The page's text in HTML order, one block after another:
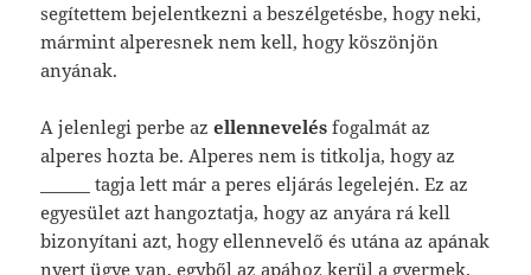
segítettem bejelentkezni a beszélgetésbe, hogy neki,
mármint alperesnek nem kell, hogy köszönjön
anyának.
A jelenlegi perbe azellennevelés fogalmát az
alperes hozta be. Alperes nem is titkolja, hogy az
______ tagja lett már a peres eljárás legelején. Ez az
egyesület azt hangoztatja, hogy az anyára rá kell
bizonyítani azt, hogy ellennevelő és utána az apának
nyert ügye van, egyből az apához kerül a gyermek.